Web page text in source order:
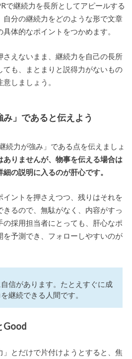
で継続力を長所としてアピールする
分の継続力をどのような形で文章
体的なポイントをつかめます。
えないまま、継続力を自己の長所
ても、まとまりと説得力がないもの
しましょう。
」であると伝えよう
続力が強み」である点を伝えましょ
ありませんが、物事を伝える場合は
の説明に入るのが肝心です。
イントを押さえつつ、残りはそれを
るので、無駄がなく、内容がすっ
の採用担当者にとっても、肝心なポ
を予測でき、フォローしやすいのが
信があります。たとえすぐに成
継続できる人間です。
Good
」とだけで片付けようとすると、焦